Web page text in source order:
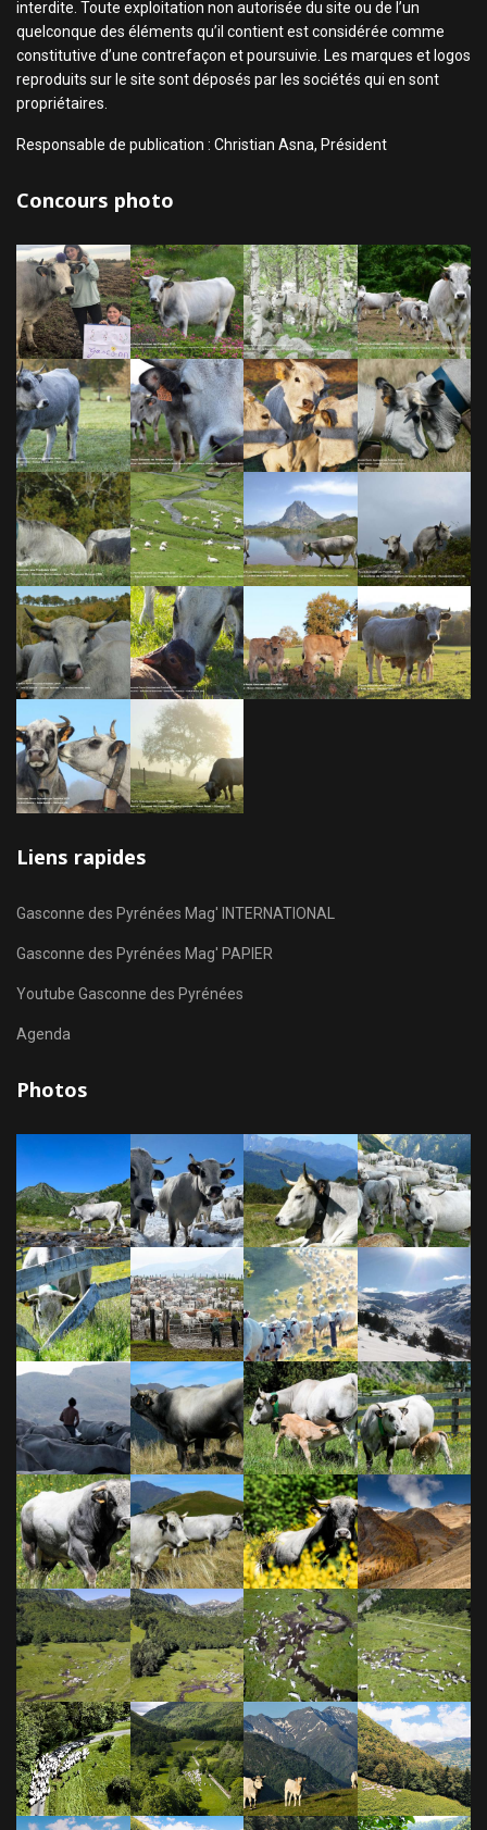
interdite. Toute exploitation non autorisée du site ou de l’un
quelconque des éléments qu’il contient est considérée comme
constitutive d’une contrefaçon et poursuivie. Les marques et logos
reproduits sur le site sont déposés par les sociétés qui en sont
propriétaires.
Responsable de publication : Christian Asna, Président
Concours photo
Liens rapides
Gasconne des Pyrénées Mag' INTERNATIONAL
Gasconne des Pyrénées Mag' PAPIER
Youtube Gasconne des Pyrénées
Agenda
Photos